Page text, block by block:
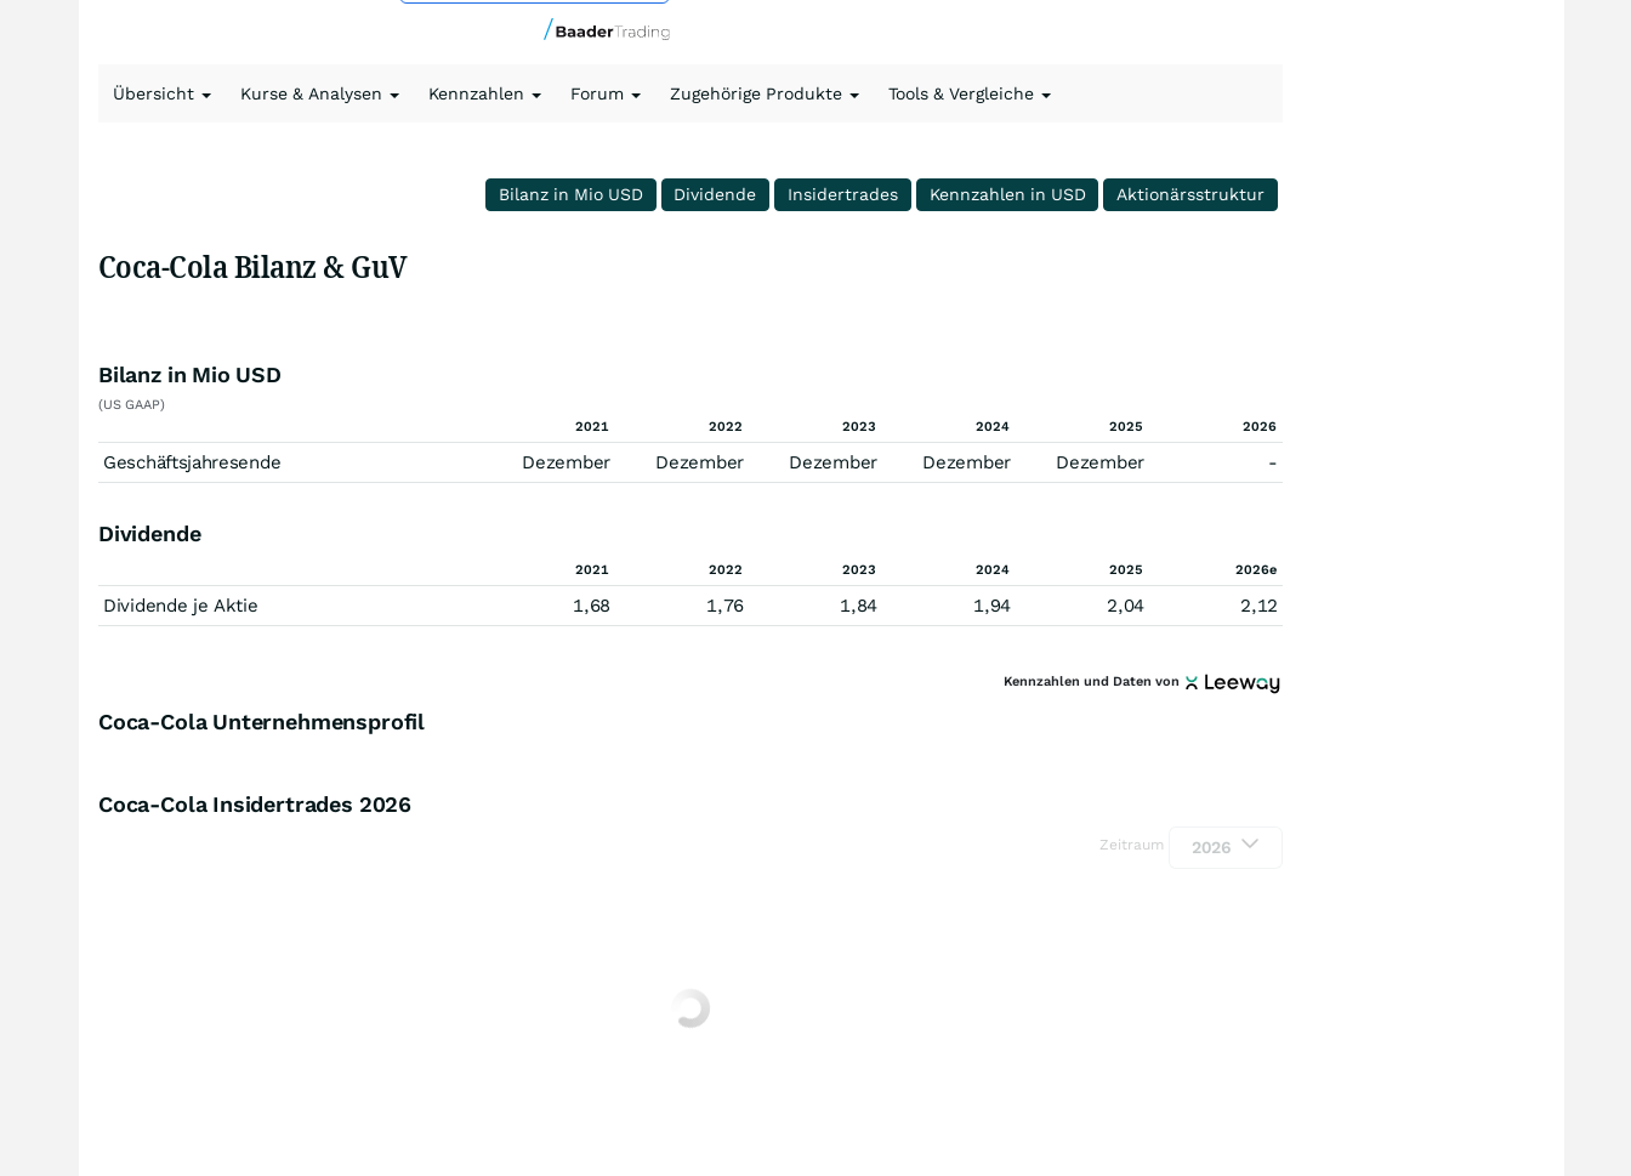
Übersicht Kurse & Analysen Kennzahlen Forum Zugehörige Produkte Tools & Vergleiche
Bilanz in Mio USD Dividende Insidertrades Kennzahlen in USD Aktionärsstruktur
Coca-Cola Bilanz & GuV
Bilanz in Mio USD
(US GAAP)
2021
2022 2023 2024 2025 2026
Geschäftsjahresende Dezember Dezember Dezember Dezember Dezember -
Dividende
2021 2022 2023 2024 2025 2026e
Dividende je Aktie 1,68 1,76 1,84 1,94 2,04 2,12
Kennzahlen und Daten von
Coca-Cola Unternehmensprofil
Coca-Cola Insidertrades 2026
Zeitraum 2026